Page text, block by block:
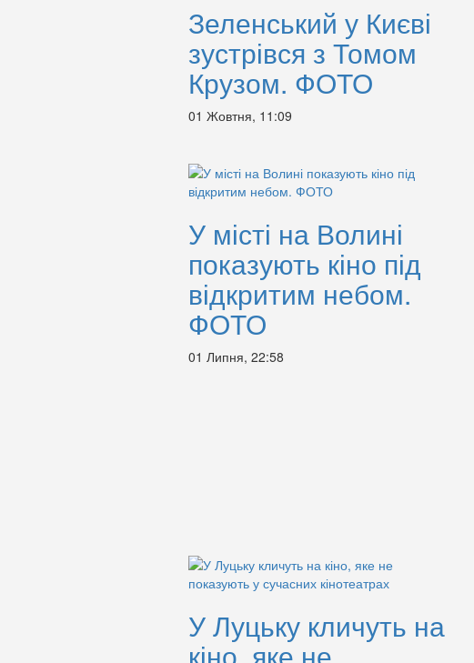
Зеленський у Києві
зустрівся з Томом
Крузом. ФОТО
01 Жовтня, 11:09
У місті на Волині
показують кіно під
відкритим небом.
ФОТО
01 Липня, 22:58
У Луцьку кличуть на